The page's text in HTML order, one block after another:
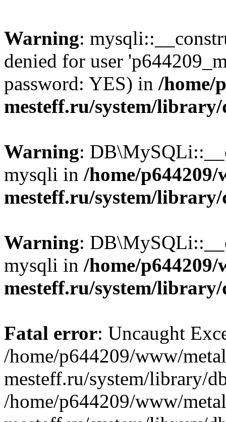
Warning:
denied for user
password: YES) in /home/
mesteff.ru/system/
Warning:
mysqli in /home/
mesteff.ru/system/
Warning:
mysqli in /home/
mesteff.ru/system/
Fatal error: Uncaught
/home/p644209/www/
mesteff.ru/system/library/
/home/p644209/www/